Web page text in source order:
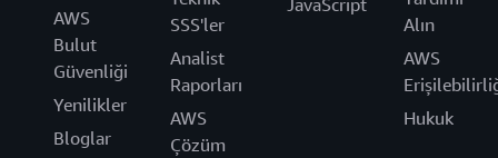
AWS
Bulut
Güvenliği
Yenilikler
Bloglar
SSS'ler
Analist
Raporları
AWS
Çözüm
JavaScript
Alın
AWS
Hukuk